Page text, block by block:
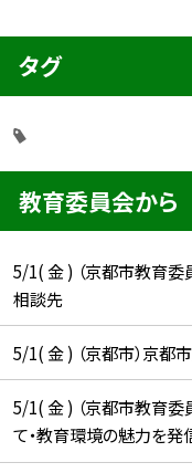
タグ
教育委員会から
5/1( 金 ) （京都市教育委
相談先
5/1( 金 ) （京都市）京
5/1( 金 ) （京都市教育委
て・教育環境の魅力を発